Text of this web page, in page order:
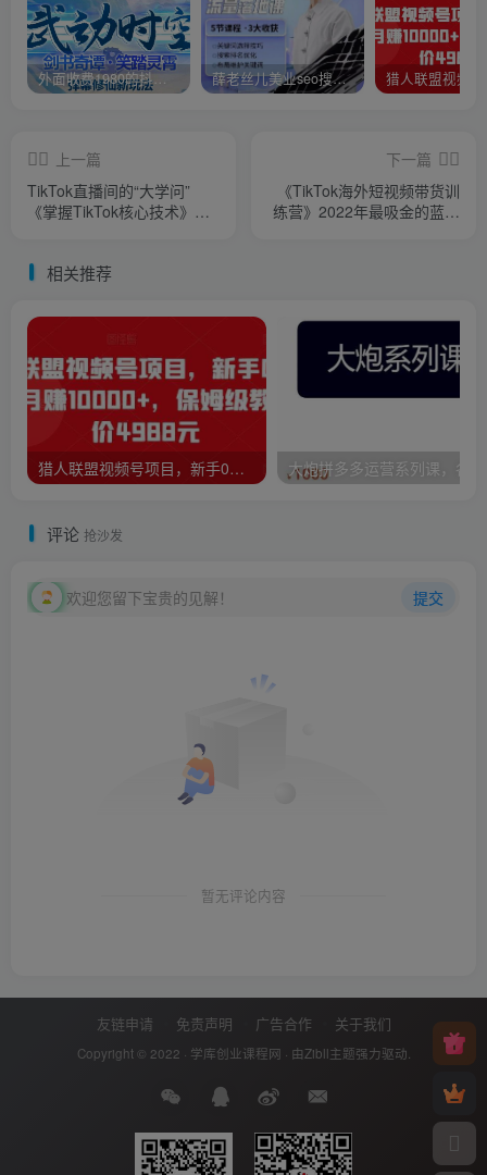
外面收费1980的抖音武动时空直播项目，无需真人出镜，实时互动直播【软件+详细教程】 薛老丝儿美业seo搜索流量落地课，一周暴涨20w粉丝，全干货讲解
上一篇
TikTok直播间的“大学问”
《掌握TikTok核心技术》抓
下一篇
《TikTok海外短视频带货训
练营》2022年最吸金的蓝海
相关推荐
猎人联盟视频号项目，新手0基础轻松月赚10000+，保姆级教程原价4988元
评论 抢沙发
欢迎您留下宝贵的见解！ 提交
暂无评论内容
友链申请 免责声明 广告合作 关于我们
Copyright © 2022 · 学库创业课程网 · 由Zibll主题强力驱动.